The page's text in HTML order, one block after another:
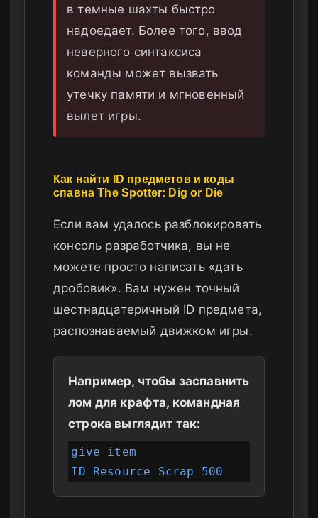
в темные шахты быстро
надоедает. Более того, ввод
неверного синтаксиса
команды может вызвать
утечку памяти и мгновенный
вылет игры.
Как найти ID предметов и коды
спавна The Spotter: Dig or Die
Если вам удалось разблокировать
консоль разработчика, вы не
можете просто написать «дать
дробовик». Вам нужен точный
шестнадцатеричный ID предмета,
распознаваемый движком игры.
Например, чтобы заспавнить
лом для крафта, командная
строка выглядит так:
give_item
ID_Resource_Scrap 500